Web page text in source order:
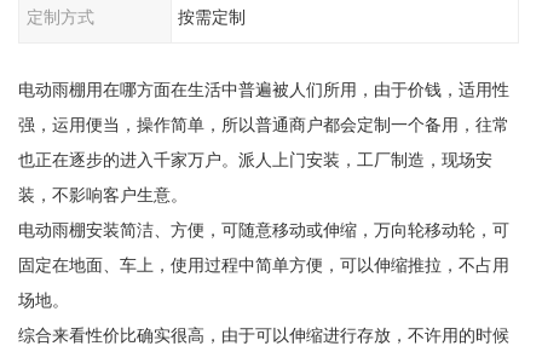
定制方式 按需定制
电动雨棚用在哪方面在生活中普遍被人们所用，由于价钱，适用性
强，运用便当，操作简单，所以普通商户都会定制一个备用，往常
也正在逐步的进入千家万户。派人上门安装，工厂制造，现场安
装，不影响客户生意。
电动雨棚安装简洁、方便，可随意移动或伸缩，万向轮移动轮，可
固定在地面、车上，使用过程中简单方便，可以伸缩推拉，不占用
场地。
综合来看性价比确实很高，由于可以伸缩进行存放，不许用的时候